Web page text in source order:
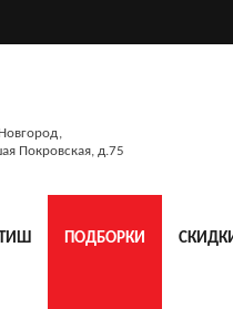
Покровская, д.75
ПОДБОРКИ